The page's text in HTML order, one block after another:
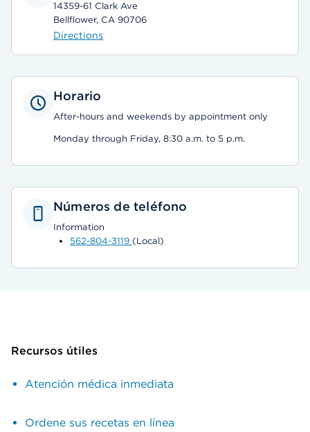
14359-61 Clark Ave
Bellflower, CA 90706
Directions
Horario
After-hours and weekends by appointment only
Monday through Friday, 8:30 a.m. to 5 p.m.
Números de teléfono
Information
562-804-3119 (Local)
Recursos útiles
Atención médica inmediata
Ordene sus recetas en línea